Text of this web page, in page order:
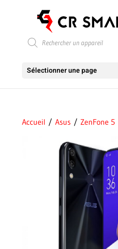
Recherche
de
Sélectionner une page
Accueil / Asus/ ZenFone 5